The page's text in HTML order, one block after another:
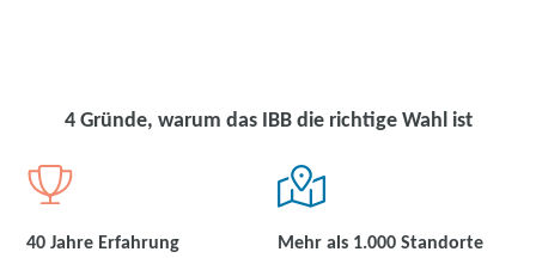
4 Gründe, warum das IBB die richtige Wahl ist
40 Jahre Erfahrung Mehr als 1.000 Standorte